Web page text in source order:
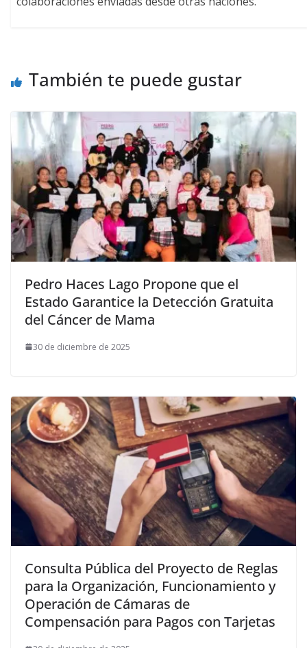
También te puede gustar
Pedro Haces Lago Propone que el
Estado Garantice la Detección Gratuita
del Cáncer de Mama
30 de diciembre de 2025
Consulta Pública del Proyecto de Reglas
para la Organización, Funcionamiento y
Operación de Cámaras de
Compensación para Pagos con Tarjetas